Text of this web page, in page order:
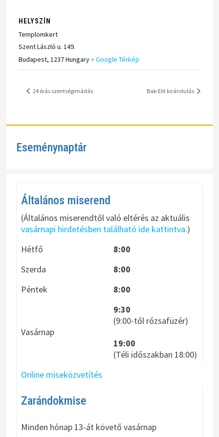
HELYSZÍN
Templomkert
Szent László u. 149.
Budapest, 1237Hungary+ Google Térkép
24 órás szentségimádás Bak-Elit kirándulás
Eseménynaptár
Általános miserend
(Általános miserendtől való eltérés az aktuális
vasárnapi hirdetésben található ide kattintva.)
Hétfő
8:00
Szerda
8:00
Péntek
8:00
Vasárnap
9:30
(9:00-től rózsafüzér)
19:00
(Téli időszakban 18:00)
Online miseközvetítés
Zarándokmise
Minden hónap 13-át követő vasárnap